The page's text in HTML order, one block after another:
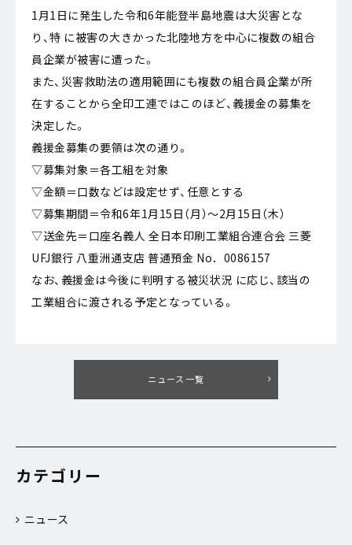
1月1日に発生した令和6年能登半島地震は大災害とな
り、特 に被害の大きかった北陸地方を中心に複数の組合
員企業が被害に遭った。
また、災害救助法の適用範囲にも複数の組合員企業が所
在することから全印工連ではこのほど、義援金の募集を
決定した。
義援金募集の要領は次の通り。
▽募集対象＝各工組を対象
▽金額＝口数などは設定せず、任意とする
▽募集期間＝令和6年1月15日（月）～2月15日（木）
▽送金先＝口座名義人 全日本印刷工業組合連合会 三菱
UFJ銀行 八重洲通支店 普通預金 No．0086157
なお、義援金は今後に判明する被災状況 に応じ、該当の
工業組合に渡される予定となっている。
ニュース一覧
カテゴリー
ニュース